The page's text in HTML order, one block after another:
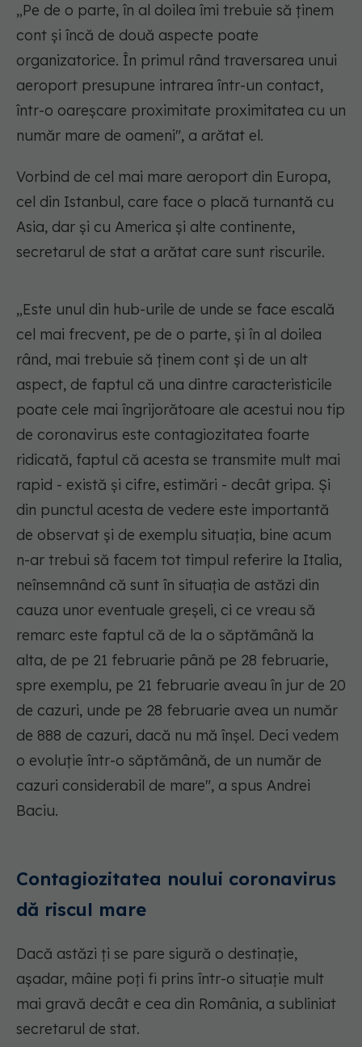
„Pe de o parte, în al doilea îmi trebuie să ținem
cont și încă de două aspecte poate
organizatorice. În primul rând traversarea unui
aeroport presupune intrarea într-un contact,
într-o oareșcare proximitate proximitatea cu un
număr mare de oameni", a arătat el.
Vorbind de cel mai mare aeroport din Europa,
cel din Istanbul, care face o placă turnantă cu
Asia, dar și cu America și alte continente,
secretarul de stat a arătat care sunt riscurile.
„Este unul din hub-urile de unde se face escală
cel mai frecvent, pe de o parte, și în al doilea
rând, mai trebuie să ținem cont și de un alt
aspect, de faptul că una dintre caracteristicile
poate cele mai îngrijorătoare ale acestui nou tip
de coronavirus este contagiozitatea foarte
ridicată, faptul că acesta se transmite mult mai
rapid - există și cifre, estimări - decât gripa. Și
din punctul acesta de vedere este importantă
de observat și de exemplu situația, bine acum
n-ar trebui să facem tot timpul referire la Italia,
neînsemnând că sunt în situația de astăzi din
cauza unor eventuale greșeli, ci ce vreau să
remarc este faptul că de la o săptămână la
alta, de pe 21 februarie până pe 28 februarie,
spre exemplu, pe 21 februarie aveau în jur de 20
de cazuri, unde pe 28 februarie avea un număr
de 888 de cazuri, dacă nu mă înșel. Deci vedem
o evoluție într-o săptămână, de un număr de
cazuri considerabil de mare", a spus Andrei
Baciu.
Contagiozitatea noului coronavirus
dă riscul mare
Dacă astăzi ți se pare sigură o destinație,
așadar, mâine poți fi prins într-o situație mult
mai gravă decât e cea din România, a subliniat
secretarul de stat.